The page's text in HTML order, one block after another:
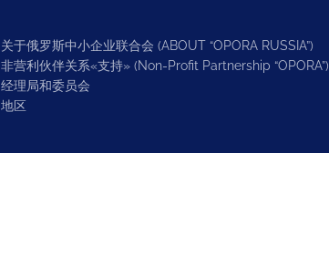
关于俄罗斯中小企业联合会 (ABOUT “OPORA RUSSIA”)
非营利伙伴关系«支持» (Non-Profit Partnership “OPORA”)
经理局和委员会
地区